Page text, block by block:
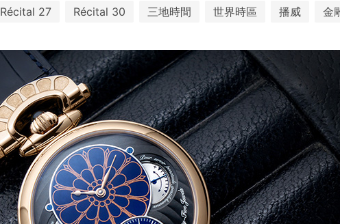
Récital 27 Récital 30 三地時間 世界時區 播威 金